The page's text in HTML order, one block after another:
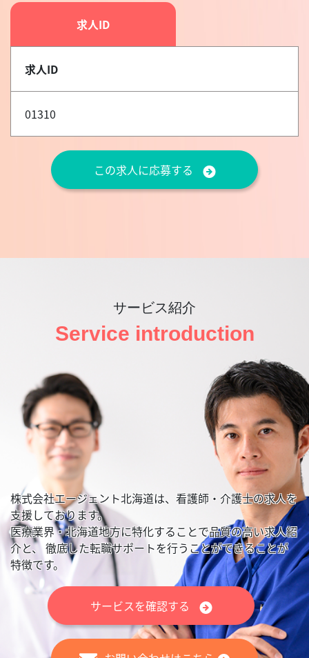
求人ID
求人ID
01310
この求人に応募する
サービス紹介
Service introduction
株式会社エージェント北海道は、看護師・介護士の求人を
支援しております。
医療業界・北海道地方に特化することで品質の高い求人紹
介と、 徹底した転職サポートを行うことができることが
特徴です。
サービスを確認する